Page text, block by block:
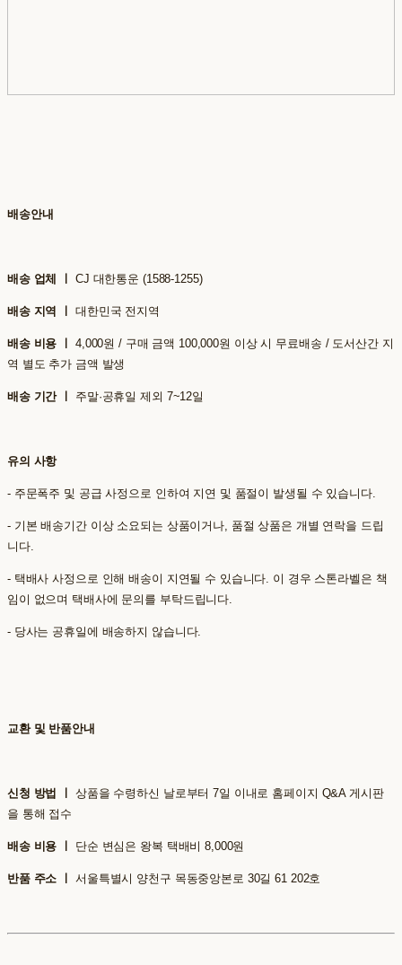
배송안내
배송 업체 ㅣ CJ 대한통운 (1588-1255)
배송 지역 ㅣ 대한민국 전지역
배송 비용 ㅣ 4,000원 / 구매 금액 100,000원 이상 시 무료배송 / 도서산간 지
역 별도 추가 금액 발생
배송 기간 ㅣ 주말·공휴일 제외 7~12일
유의 사항
- 주문폭주 및 공급 사정으로 인하여 지연 및 품절이 발생될 수 있습니다.
- 기본 배송기간 이상 소요되는 상품이거나, 품절 상품은 개별 연락을 드립
니다.
- 택배사 사정으로 인해 배송이 지연될 수 있습니다. 이 경우 스톤라벨은 책
임이 없으며 택배사에 문의를 부탁드립니다.
- 당사는 공휴일에 배송하지 않습니다.
교환 및 반품안내
신청 방법 ㅣ 상품을 수령하신 날로부터 7일 이내로 홈페이지 Q&A 게시판
을 통해 접수
배송 비용 ㅣ 단순 변심은 왕복 택배비 8,000원
반품 주소 ㅣ 서울특별시 양천구 목동중앙본로 30길 61 202호